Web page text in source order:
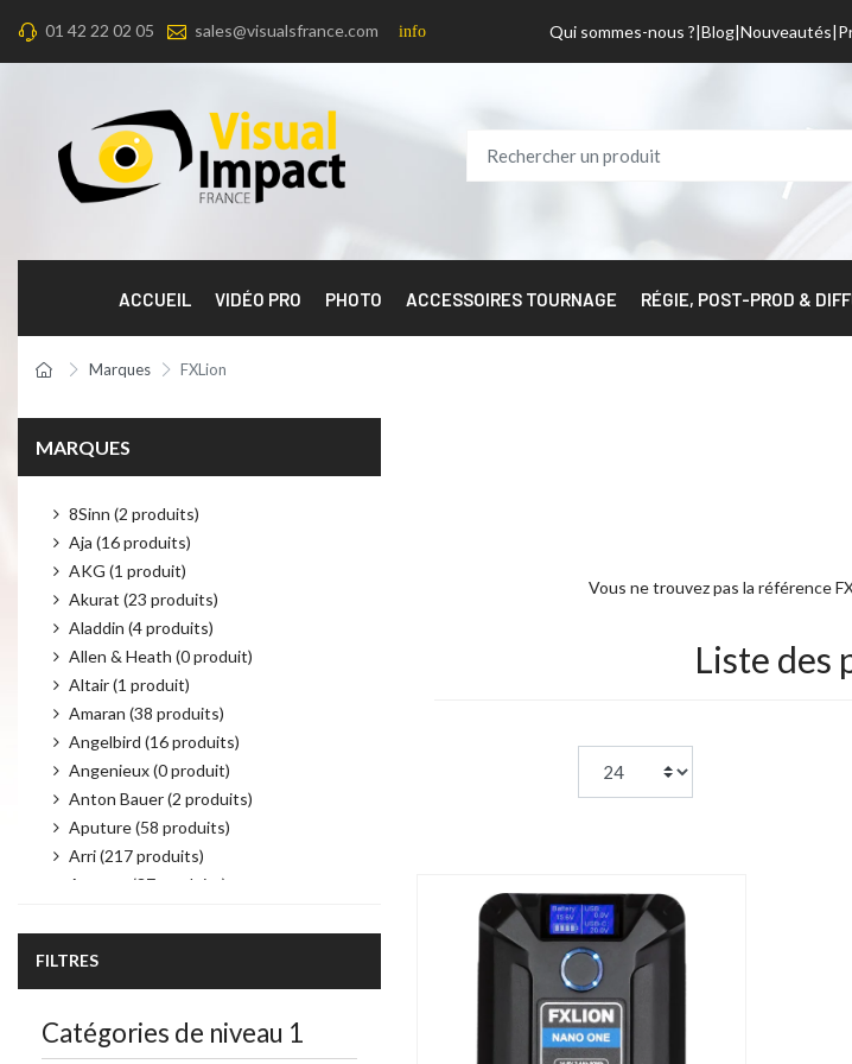
01 42 22 02 05 sales@visualsfrance.com info Qui sommes-nous ? Blog Nouveautés
ACCUEIL VIDÉO PRO PHOTO ACCESSOIRES TOURNAGE RÉGIE, POST-PROD &
Marques FXLion
MARQUES
8Sinn (2 produits)
Aja (16 produits)
AKG (1 produit)
Akurat (23 produits)
Aladdin (4 produits)
Allen & Heath (0 produit)
Altair (1 produit)
Amaran (38 produits)
Angelbird (16 produits)
Angenieux (0 produit)
Anton Bauer (2 produits)
Aputure (58 produits)
Arri (217 produits)
Atomos (37 produits)
Avenger (21 produits)
Avtec (4 produits)
Bebob (25 produits)
FILTRES
Catégories de niveau 1
Vous ne trouvez pas la référence
Liste des